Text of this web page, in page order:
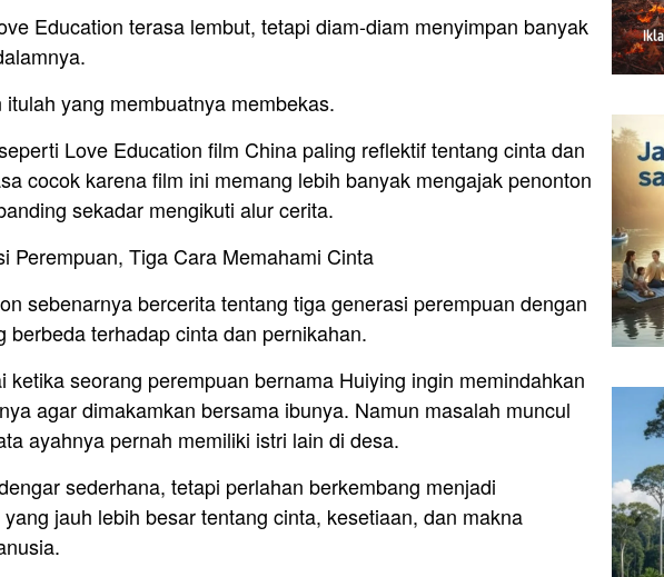
Education terasa lembut, tetapi diam-diam menyimpan banyak
itulah yang membuatnya membekas.
Love Education film China paling reflektif tentang cinta dan
cocok karena film ini memang lebih banyak mengajak penonton
sekadar mengikuti alur cerita.
Perempuan, Tiga Cara Memahami Cinta
sebenarnya bercerita tentang tiga generasi perempuan dengan
berbeda terhadap cinta dan pernikahan.
ketika seorang perempuan bernama Huiying ingin memindahkan
agar dimakamkan bersama ibunya. Namun masalah muncul
ayahnya pernah memiliki istri lain di desa.
sederhana, tetapi perlahan berkembang menjadi
jauh lebih besar tentang cinta, kesetiaan, dan makna